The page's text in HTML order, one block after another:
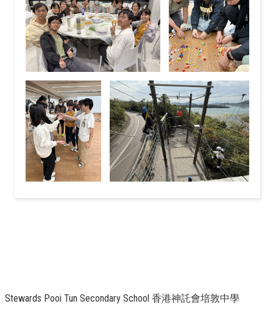
Stewards Pooi Tun Secondary School 香港神託會培敦中學